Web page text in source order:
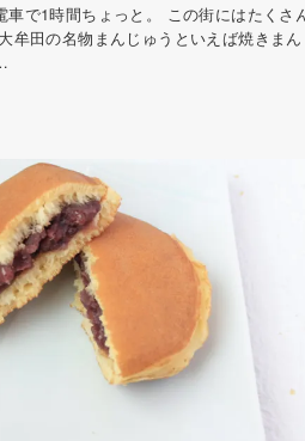
車で1時間ちょっと。 この街にはたくさ
牟田の名物まんじゅうといえば焼きま